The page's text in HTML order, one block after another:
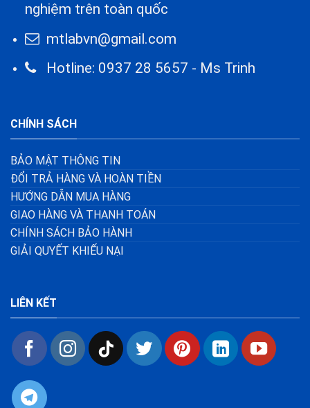
nghiệm trên toàn quốc
mtlabvn@gmail.com
Hotline: 0937 28 5657 - Ms Trinh
CHÍNH SÁCH
BẢO MẬT THÔNG TIN
ĐỔI TRẢ HÀNG VÀ HOÀN TIỀN
HƯỚNG DẪN MUA HÀNG
GIAO HÀNG VÀ THANH TOÁN
CHÍNH SÁCH BẢO HÀNH
GIẢI QUYẾT KHIẾU NẠI
LIÊN KẾT